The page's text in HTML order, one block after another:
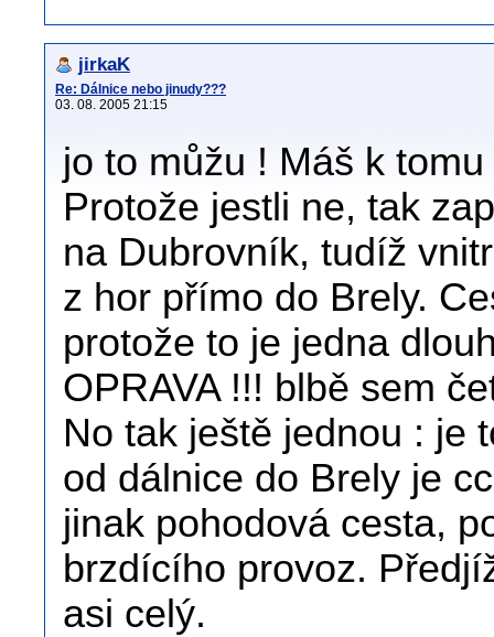
jirkaK
Re: Dálnice nebo jinudy???
03. 08. 2005 21:15
jo to můžu ! Máš k
Protože jestli ne, tak
na Dubrovník, tudíž
z hor přímo do Brely.
protože to je jedna
OPRAVA !!! blbě sem
No tak ještě jednou : je
od dálnice do Brely je
jinak pohodová cesta,
brzdícího provoz.
asi celý.